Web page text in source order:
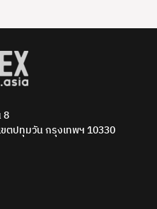
8
ตปทุมวัน กรุงเทพฯ 10330